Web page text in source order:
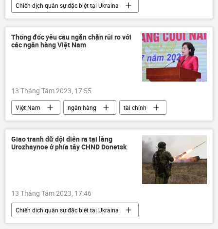
Chiến dịch quân sự đặc biệt tại Ukraina
Cuộc khủng hoảng ở Ukraina
Ukraina
Quân sự
xung đột quân sự
Sáp nhập DNR, LNR, Zaporozhye và Kherson vào Nga
Thống đốc yêu cầu ngăn chặn rủi ro với
các ngân hàng Việt Nam
13 Tháng Tám 2023, 17:55
Việt Nam ngân hàng
tài chính
Nguyễn Thị Hồng
Ngân hàng Nhà nước
Kinh tế
Giao tranh dữ dội diễn ra tại làng
Urozhaynoe ở phía tây CHND Donetsk
13 Tháng Tám 2023, 17:46
Chiến dịch quân sự đặc biệt tại Ukraina
DNR
Ukraina